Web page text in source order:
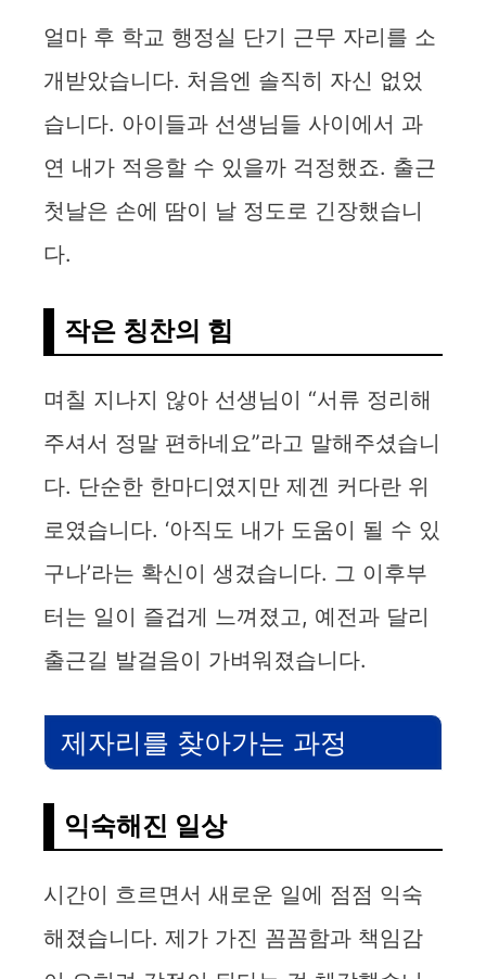
얼마 후 학교 행정실 단기 근무 자리를 소
개받았습니다. 처음엔 솔직히 자신 없었
습니다. 아이들과 선생님들 사이에서 과
연 내가 적응할 수 있을까 걱정했죠. 출근
첫날은 손에 땀이 날 정도로 긴장했습니
다.
작은 칭찬의 힘
며칠 지나지 않아 선생님이 “서류 정리해
주셔서 정말 편하네요”라고 말해주셨습니
다. 단순한 한마디였지만 제겐 커다란 위
로였습니다. ‘아직도 내가 도움이 될 수 있
구나’라는 확신이 생겼습니다. 그 이후부
터는 일이 즐겁게 느껴졌고, 예전과 달리
출근길 발걸음이 가벼워졌습니다.
제자리를 찾아가는 과정
익숙해진 일상
시간이 흐르면서 새로운 일에 점점 익숙
해졌습니다. 제가 가진 꼼꼼함과 책임감